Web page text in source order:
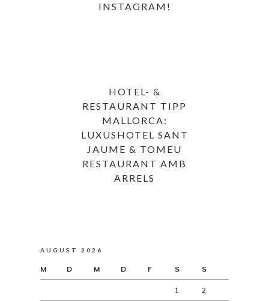
INSTAGRAM!
HOTEL- &
RESTAURANT TIPP
MALLORCA:
LUXUSHOTEL SANT
JAUME & TOMEU
RESTAURANT AMB
ARRELS
AUGUST 2026
M D M D F S S
1 2